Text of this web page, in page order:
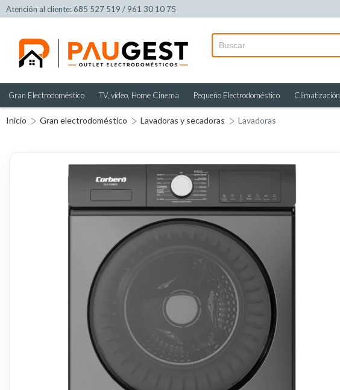
Atención al cliente: 685 527 519 / 961 30 10 75
Gran Electrodoméstico TV, vídeo, Home Cinema Pequeño Electrodoméstico Climatización
Inicio Gran electrodoméstico Lavadoras y secadoras Lavadoras